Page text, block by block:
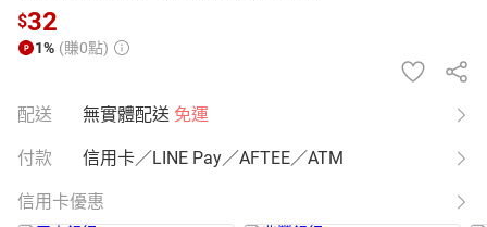
$32
1% (賺0點)
配送 無實體配送 免運
付款 信用卡／LINE Pay／AFTEE／ATM
信用卡優惠